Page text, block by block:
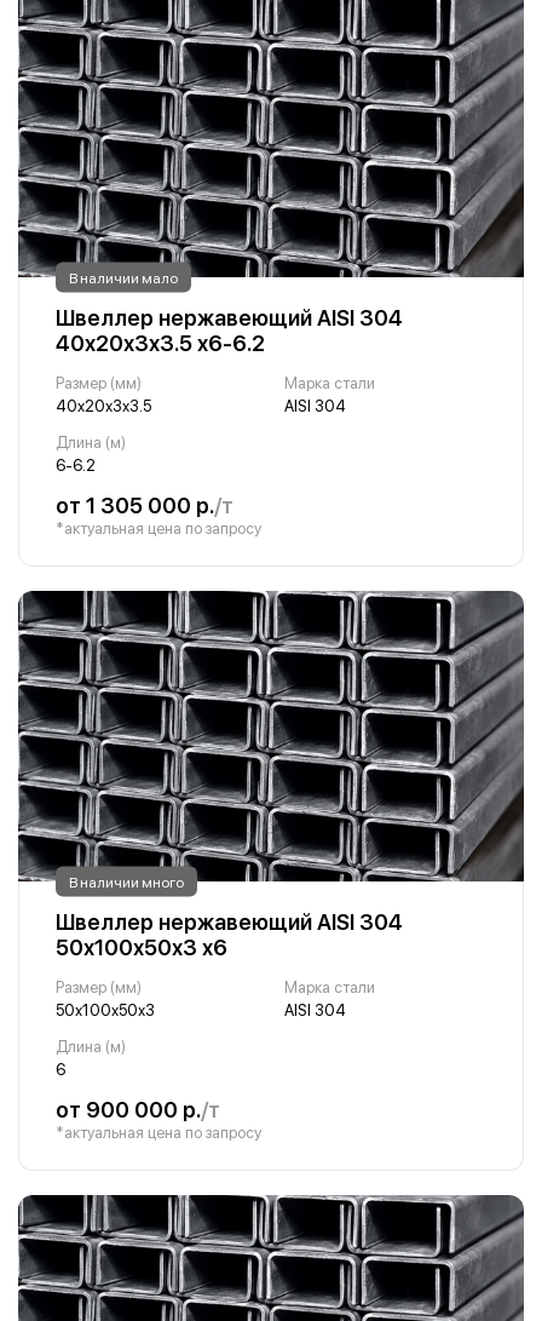
В наличии мало
Швеллер нержавеющий AISI 304
40х20х3х3.5 х6-6.2
Размер (мм)
40х20х3х3.5
Марка стали
AISI 304
Длина (м)
6-6.2
от 1 305 000 р./т
*актуальная цена по запросу
В наличии много
Швеллер нержавеющий AISI 304
50х100х50х3 х6
Размер (мм)
50х100х50х3
Марка стали
AISI 304
Длина (м)
6
от 900 000 р./т
*актуальная цена по запросу